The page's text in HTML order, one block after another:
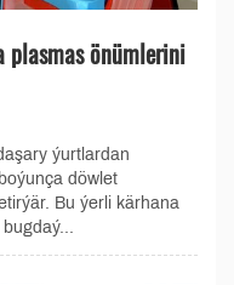
plasmas önümlerini
ýurtlardan
döwlet
Bu ýerli kärhana